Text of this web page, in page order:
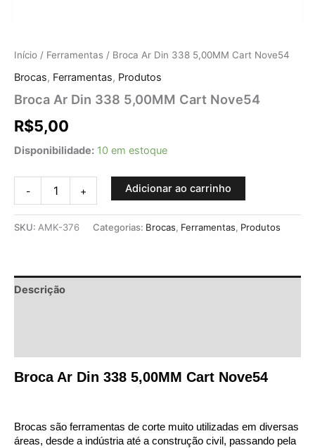
Início / Ferramentas / Broca Ar Din 338 5,00MM Cart Nove54
Brocas, Ferramentas, Produtos
Broca Ar Din 338 5,00MM Cart Nove54
R$5,00
Disponibilidade: 10 em estoque
- + Adicionar ao carrinho
SKU: AMK-376 Categorias: Brocas, Ferramentas, Produtos
Descrição
Broca Ar Din 338 5,00MM Cart Nove54
Brocas são ferramentas de corte muito utilizadas em diversas
áreas, desde a indústria até a construção civil, passando pela